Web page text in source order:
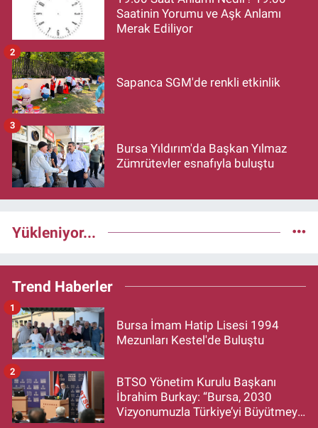
Saatinin Yorumu ve Aşk Anlamı
Merak Ediliyor
Sapanca SGM'de renkli etkinlik
2
Bursa Yıldırım'da Başkan Yılmaz
Zümrütevler esnafıyla buluştu
3
Yükleniyor...
Trend Haberler
Bursa İmam Hatip Lisesi 1994
Mezunları Kestel'de Buluştu
1
BTSO Yönetim Kurulu Başkanı
İbrahim Burkay: “Bursa, 2030
Vizyonumuzla Türkiye’yi Büyütmeye
2